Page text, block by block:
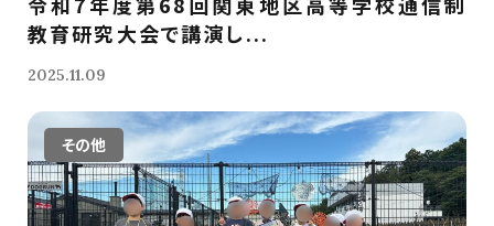
教育研究大会で講演し...
2025.11.09
その他